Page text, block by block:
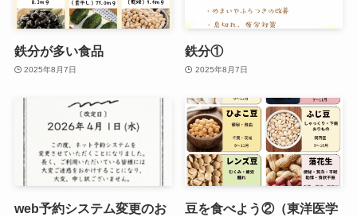
鉄分が多い食品
2025年8月7日
鉄分①
2025年8月7日
web予約システム変更のお
豆を食べよう②（東洋医学